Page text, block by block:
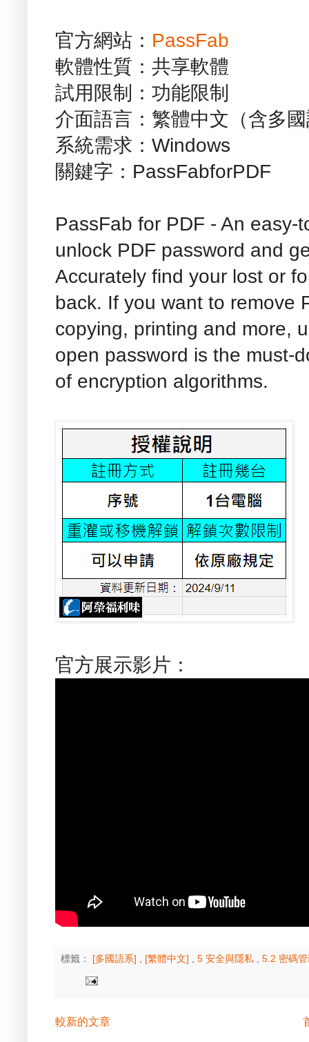
官方網站： PassFab
軟體性質：共享軟體
試用限制：功能限制
介面語言：繁體中文（含多
系統需求：Windows
關鍵字：PassFabforPDF
PassFab for PDF - An
unlock PDF password and
Accurately find your lost or
back. If you want to remove
copying, printing and more,
open password is the must-
of encryption algorithms.
官方展示影片：
標籤： [多國語系] [繁體中文] 5 安全與隱私 5.2 密碼
較新的文章